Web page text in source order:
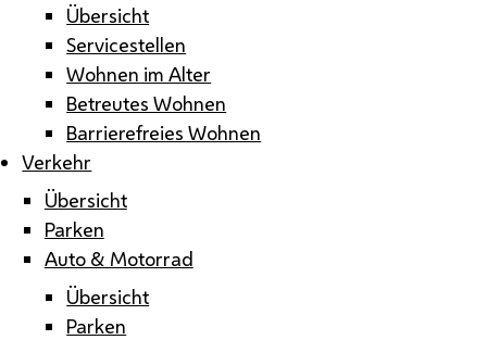
Übersicht
Servicestellen
Wohnen im Alter
Betreutes Wohnen
Barrierefreies Wohnen
Verkehr
Übersicht
Parken
Auto & Motorrad
Übersicht
Parken